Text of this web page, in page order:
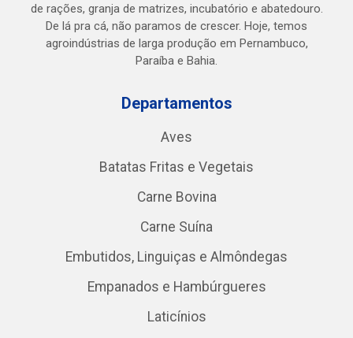
de rações, granja de matrizes, incubatório e abatedouro.
De lá pra cá, não paramos de crescer. Hoje, temos
agroindústrias de larga produção em Pernambuco,
Paraíba e Bahia.
Departamentos
Aves
Batatas Fritas e Vegetais
Carne Bovina
Carne Suína
Embutidos, Linguiças e Almôndegas
Empanados e Hambúrgueres
Laticínios